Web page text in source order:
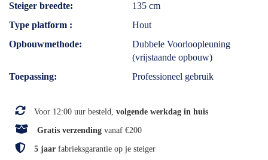
Steiger breedte
135 cm
Type platform
Hout
Opbouwmethode
Dubbele Voorloopleuning
(vrijstaande opbouw)
Toepassing
Professioneel gebruik
Voor 12:00 uur besteld, volgende werkdag in huis
Gratis verzending vanaf €200
5 jaar fabrieksgarantie op je steiger